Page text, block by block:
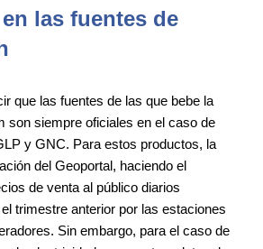
las fuentes de
que las fuentes de las que bebe la
son siempre oficiales en el caso de
y GNC. Para estos productos, la
del Geoportal, haciendo el
de venta al público diarios
trimestre anterior por las estaciones
Sin embargo, para el caso de